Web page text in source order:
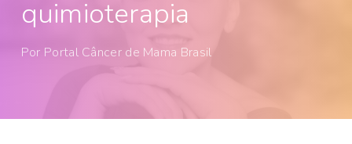
quimioterapia
Por Portal Câncer de Mama Brasil